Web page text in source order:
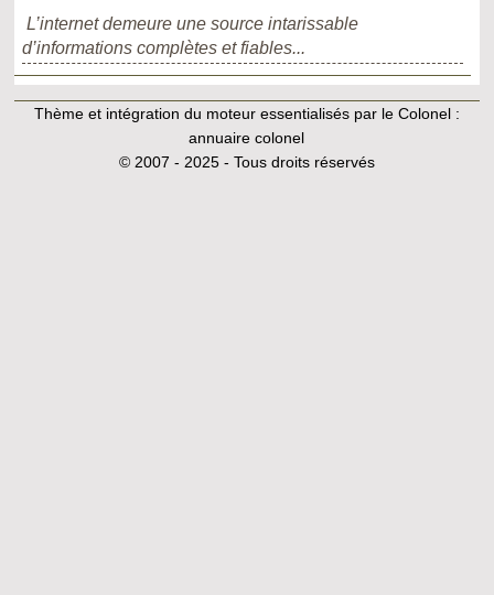
L’internet demeure une source intarissable
d’informations complètes et fiables...
Thème et intégration du moteur essentialisés par le Colonel :
annuaire colonel
© 2007 - 2025 - Tous droits réservés